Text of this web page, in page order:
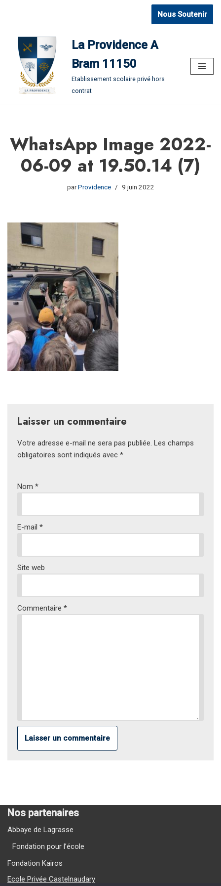
contenu
Nous Soutenir
La Providence A
Bram 11150
Etablissement scolaire privé hors
contrat
WhatsApp Image 2022-
06-09 at 19.50.14 (7)
parProvidence 9 juin 2022
Laisser un commentaire
Votre adresse e-mail ne sera pas publiée. Les champs
obligatoires sont indiqués avec *
Nom *
E-mail *
Site web
Commentaire *
Nos partenaires
Abbaye de Lagrasse
Fondation pour l’école
Fondation Kairos
Ecole Privée Castelnaudary